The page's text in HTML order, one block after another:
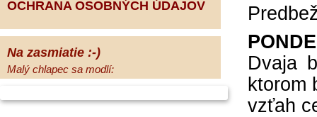
OCHRANA OSOBNÝCH ÚDAJOV
Na zasmiatie :-)
Malý chlapec sa modlí:
mamičku a prosím aj za Teba, Pane Bože,
Dvaja
ktorom
vzťah